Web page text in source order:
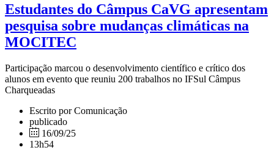
Estudantes do Câmpus CaVG apresentam
pesquisa sobre mudanças climáticas na
MOCITEC
Participação marcou o desenvolvimento científico e crítico dos
alunos em evento que reuniu 200 trabalhos no IFSul Câmpus
Charqueadas
Escrito por Comunicação
publicado
16/09/25
13h54